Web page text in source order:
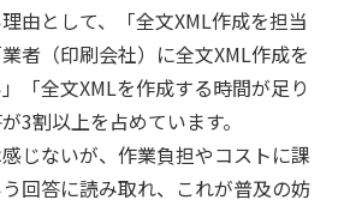
由として、
「全文XML作成を担当
者（印刷会社）に全文XML作成を
「全文XMLを作成する時間が足り
3割以上を占めています。
じないが、作業負担やコストに課
回答に読み取れ、これが普及の妨